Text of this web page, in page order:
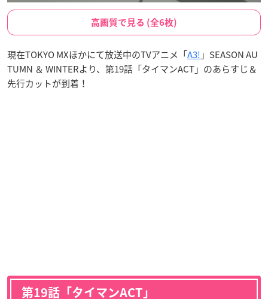
高画質で見る (全6枚)
現在TOKYO MXほかにて放送中のTVアニメ「A3! 」SEASON AU
TUMN ＆ WINTERより、第19話「タイマンACT」のあらすじ＆
先行カットが到着！
第19話「タイマンACT」